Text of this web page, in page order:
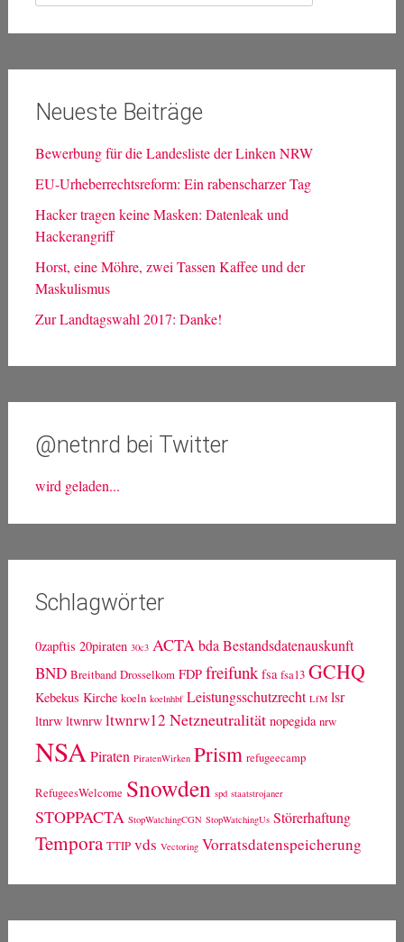
nach:
Neueste Beiträge
Bewerbung für die Landesliste der Linken NRW
EU-Urheberrechtsreform: Ein rabenscharzer Tag
Hacker tragen keine Masken: Datenleak und
Hackerangriff
Horst, eine Möhre, zwei Tassen Kaffee und der
Maskulismus
Zur Landtagswahl 2017: Danke!
@netnrd bei Twitter
wird geladen...
Schlagwörter
0zapftis 20piraten 30c3 ACTA bda Bestandsdatenauskunft
BND Breitband Drosselkom FDP freifunk fsa fsa13 GCHQ
Kebekus Kirche koeln koelnhbf Leistungsschutzrecht LfM lsr
ltnrw ltwnrw ltwnrw12 Netzneutralität nopegida nrw
NSA Piraten PiratenWirken Prism refugeecamp
RefugeesWelcome Snowden spd staatstrojaner
STOPPACTA StopWatchingCGN StopWatchingUs Störerhaftung
Tempora TTIP vds Vectoring Vorratsdatenspeicherung